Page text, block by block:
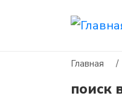
Главная /
поиск